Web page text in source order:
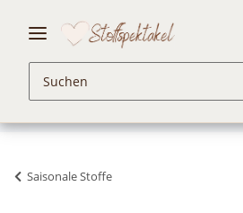
Saisonale Stoffe